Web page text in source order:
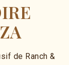
de Ranch &